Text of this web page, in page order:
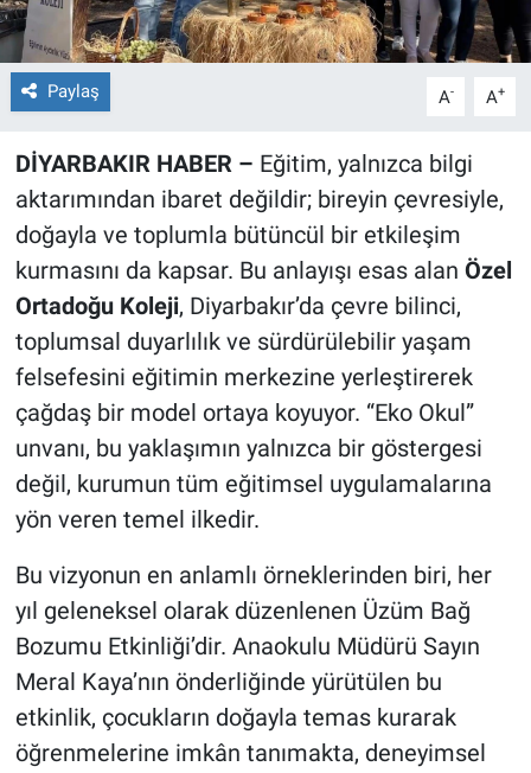
Paylaş A- A+
DİYARBAKIR HABER – Eğitim, yalnızca bilgi
aktarımından ibaret değildir; bireyin çevresiyle,
doğayla ve toplumla bütüncül bir etkileşim
kurmasını da kapsar. Bu anlayışı esas alan Özel
Ortadoğu Koleji, Diyarbakır’da çevre bilinci,
toplumsal duyarlılık ve sürdürülebilir yaşam
felsefesini eğitimin merkezine yerleştirerek
çağdaş bir model ortaya koyuyor. “Eko Okul”
unvanı, bu yaklaşımın yalnızca bir göstergesi
değil, kurumun tüm eğitimsel uygulamalarına
yön veren temel ilkedir.
Bu vizyonun en anlamlı örneklerinden biri, her
yıl geleneksel olarak düzenlenen Üzüm Bağ
Bozumu Etkinliği’dir. Anaokulu Müdürü Sayın
Meral Kaya’nın önderliğinde yürütülen bu
etkinlik, çocukların doğayla temas kurarak
öğrenmelerine imkân tanımakta, deneyimsel
SPOR
TEKNOLOJİ